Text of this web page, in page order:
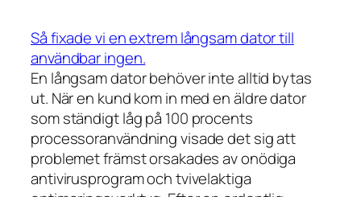
Så fixade vi en extrem långsam dator till
användbar ingen.
En långsam dator behöver inte alltid bytas
ut. När en kund kom in med en äldre dator
som ständigt låg på 100 procents
processoranvändning visade det sig att
problemet främst orsakades av onödiga
antivirusprogram och tvivelaktiga